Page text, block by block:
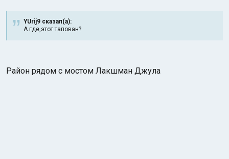
YUrij9 сказал(а):
А где,этот тапован?
Район рядом с мостом Лакшман Джула